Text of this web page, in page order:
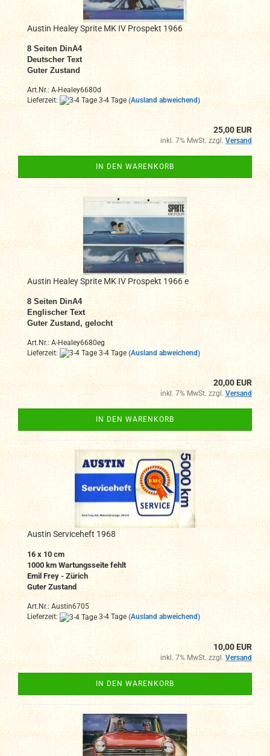
Austin Healey Sprite MK IV Prospekt 1966
8 Seiten DinA4
Deutscher Text
Guter Zustand
Art.Nr.: A-Healey6680d
Lieferzeit:
3-4 Tage (Ausland abweichend)
25,00 EUR
inkl. 7% MwSt. zzgl. Versand
IN DEN WARENKORB
Austin Healey Sprite MK IV Prospekt 1966 e
8 Seiten DinA4
Englischer Text
Guter Zustand, gelocht
Art.Nr.: A-Healey6680eg
Lieferzeit:
3-4 Tage (Ausland abweichend)
20,00 EUR
inkl. 7% MwSt. zzgl. Versand
IN DEN WARENKORB
Austin Serviceheft 1968
16 x 10 cm
1000 km Wartungsseite fehlt
Emil Frey - Zürich
Guter Zustand
Art.Nr.: Austin6705
Lieferzeit:
3-4 Tage (Ausland abweichend)
10,00 EUR
inkl. 7% MwSt. zzgl. Versand
IN DEN WARENKORB